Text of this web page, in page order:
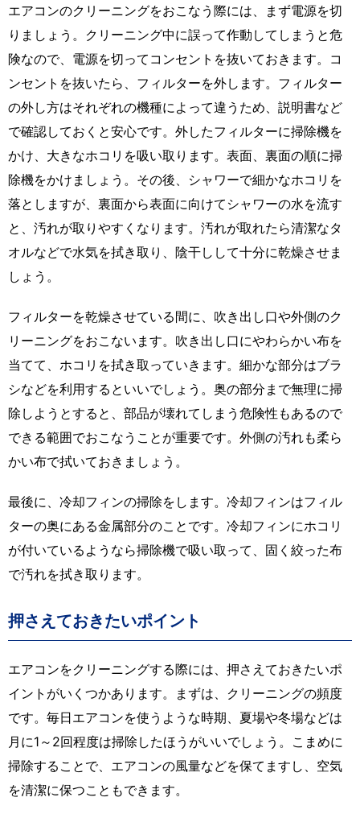
エアコンのクリーニングをおこなう際には、まず電源を切
りましょう。クリーニング中に誤って作動してしまうと危
険なので、電源を切ってコンセントを抜いておきます。コ
ンセントを抜いたら、フィルターを外します。フィルター
の外し方はそれぞれの機種によって違うため、説明書など
で確認しておくと安心です。外したフィルターに掃除機を
かけ、大きなホコリを吸い取ります。表面、裏面の順に掃
除機をかけましょう。その後、シャワーで細かなホコリを
落としますが、裏面から表面に向けてシャワーの水を流す
と、汚れが取りやすくなります。汚れが取れたら清潔なタ
オルなどで水気を拭き取り、陰干しして十分に乾燥させま
しょう。
フィルターを乾燥させている間に、吹き出し口や外側のク
リーニングをおこないます。吹き出し口にやわらかい布を
当てて、ホコリを拭き取っていきます。細かな部分はブラ
シなどを利用するといいでしょう。奥の部分まで無理に掃
除しようとすると、部品が壊れてしまう危険性もあるので
できる範囲でおこなうことが重要です。外側の汚れも柔ら
かい布で拭いておきましょう。
最後に、冷却フィンの掃除をします。冷却フィンはフィル
ターの奥にある金属部分のことです。冷却フィンにホコリ
が付いているようなら掃除機で吸い取って、固く絞った布
で汚れを拭き取ります。
押さえておきたいポイント
エアコンをクリーニングする際には、押さえておきたいポ
イントがいくつかあります。まずは、クリーニングの頻度
です。毎日エアコンを使うような時期、夏場や冬場などは
月に1～2回程度は掃除したほうがいいでしょう。こまめに
掃除することで、エアコンの風量などを保てますし、空気
を清潔に保つこともできます。